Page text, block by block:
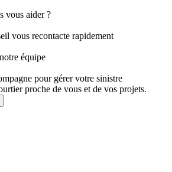
vous aider ?
vous recontacte rapidement
équipe
pour gérer votre sinistre
proche de vous et de vos projets.